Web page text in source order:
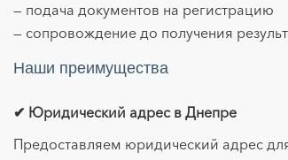
— подача документов на регистрацию
— сопровождение до получения
Наши преимущества
✔ Юридический адрес в Днепре
Предоставляем юридический адрес